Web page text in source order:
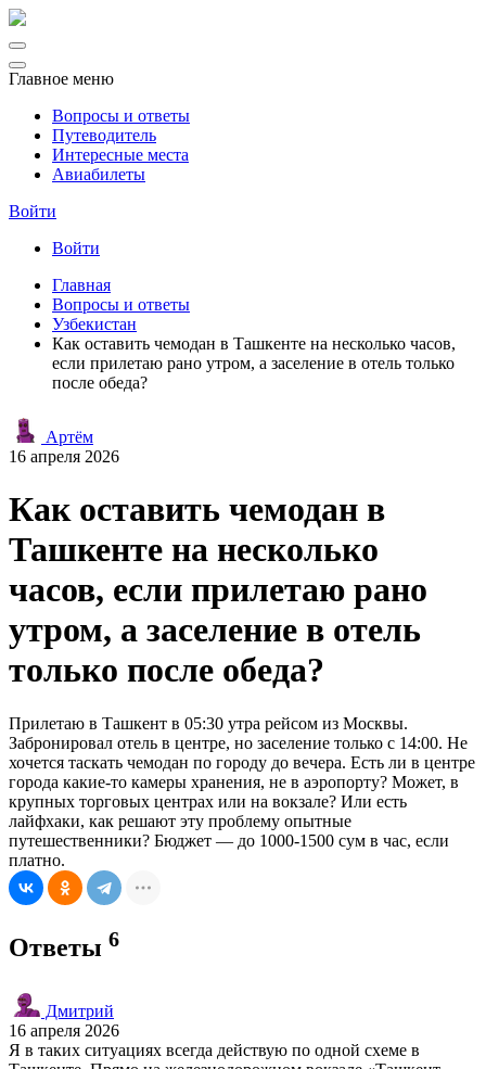
Главное меню
Вопросы и ответы
Путеводитель
Интересные места
Авиабилеты
Войти
Войти
Главная
Вопросы и ответы
Узбекистан
Как оставить чемодан в Ташкенте на несколько часов,
если прилетаю рано утром, а заселение в отель только
после обеда?
Артём
16 апреля 2026
Как оставить чемодан в
Ташкенте на несколько
часов, если прилетаю рано
утром, а заселение в отель
только после обеда?
Прилетаю в Ташкент в 05:30 утра рейсом из Москвы.
Забронировал отель в центре, но заселение только с 14:00. Не
хочется таскать чемодан по городу до вечера. Есть ли в центре
города какие-то камеры хранения, не в аэропорту? Может, в
крупных торговых центрах или на вокзале? Или есть
лайфхаки, как решают эту проблему опытные
путешественники? Бюджет — до 1000-1500 сум в час, если
платно.
Ответы 6
Дмитрий
16 апреля 2026
Я в таких ситуациях всегда действую по одной схеме в